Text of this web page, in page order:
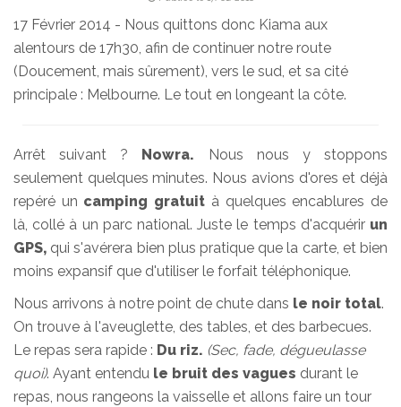
17 Février 2014 - Nous quittons donc Kiama aux
alentours de 17h30, afin de continuer notre route
(Doucement, mais sûrement), vers le sud, et sa cité
principale : Melbourne. Le tout en longeant la côte.
Arrêt suivant ? Nowra. Nous nous y stoppons
seulement quelques minutes. Nous avions d'ores et déjà
repéré un camping gratuit à quelques encablures de
là, collé à un parc national. Juste le temps d'acquérir un
GPS, qui s'avérera bien plus pratique que la carte, et bien
moins expansif que d'utiliser le forfait téléphonique.
Nous arrivons à notre point de chute dans le noir total.
On trouve à l'aveuglette, des tables, et des barbecues.
Le repas sera rapide : Du riz. (Sec, fade, dégueulasse
quoi). Ayant entendu le bruit des vagues durant le
repas, nous rangeons la vaisselle et allons faire un tour